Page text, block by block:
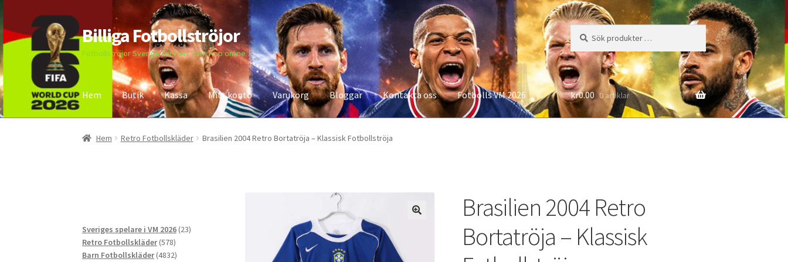
Hoppa
till
navigering
Hoppa
till
innehåll
Billiga Fotbollströjor
Fotbollströjor Sverige för Herr Barn Köp online
Sök
efter:
Sök
Hem Butik Kassa Mitt konto Varukorg Bloggar Kontakta oss Fotbolls VM 2026
Hem Bloggar Butik Kassa Kontakta oss Mitt konto Storleksguiden Varukorg
kr0.00 0 artiklar
Hem Retro Fotbollskläder Brasilien 2004 Retro Bortatröja – Klassisk Fotbollströja
Brasilien 2004 Retro
Bortatröja – Klassisk
Sveriges spelare i VM 2026 2323
Retro Fotbollskläder 578578
produkter
Barn Fotbollskläder 48324832